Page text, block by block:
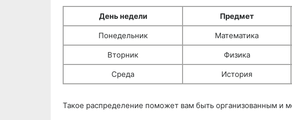
День недели Предмет
Понедельник Математика
Вторник Физика
Среда История
Такое распределение поможет вам быть организованным и